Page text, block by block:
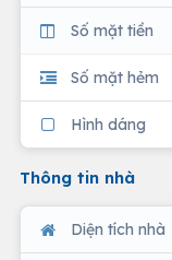
Số mặt tiền
Số mặt hẻm
Hình dáng
Thông tin nhà
Diện tích nhà